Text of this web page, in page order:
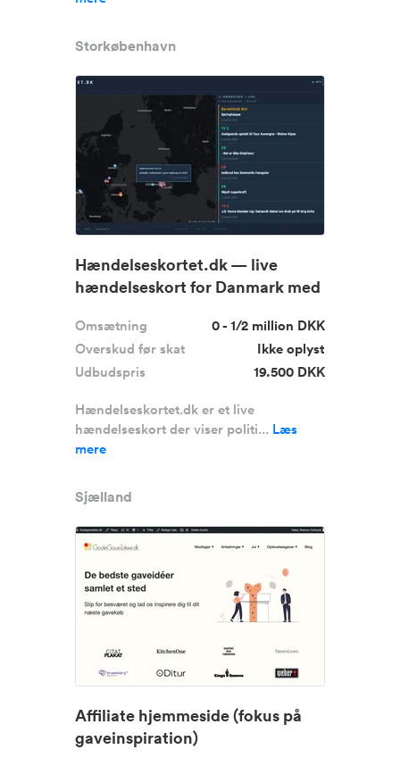
Storkøbenhavn
Hændelseskortet.dk — live
hændelseskort for Danmark med
Omsætning
0 - 1/2 million DKK
Overskud før skat
Ikke oplyst
Udbudspris
19.500 DKK
Hændelseskortet.dk er et live
hændelseskort der viser politi... Læs
mere
Sjælland
Affiliate hjemmeside (fokus på
gaveinspiration)